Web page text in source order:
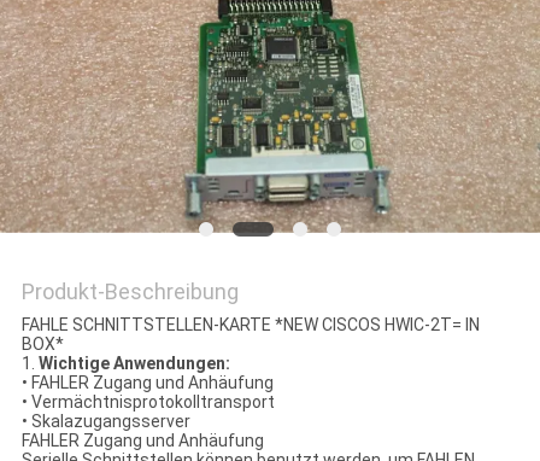
Produkt-Beschreibung
FAHLE SCHNITTSTELLEN-KARTE *NEW CISCOS HWIC-2T= IN
BOX*
1. Wichtige Anwendungen:
• FAHLER Zugang und Anhäufung
• Vermächtnisprotokolltransport
• Skalazugangsserver
FAHLER Zugang und Anhäufung